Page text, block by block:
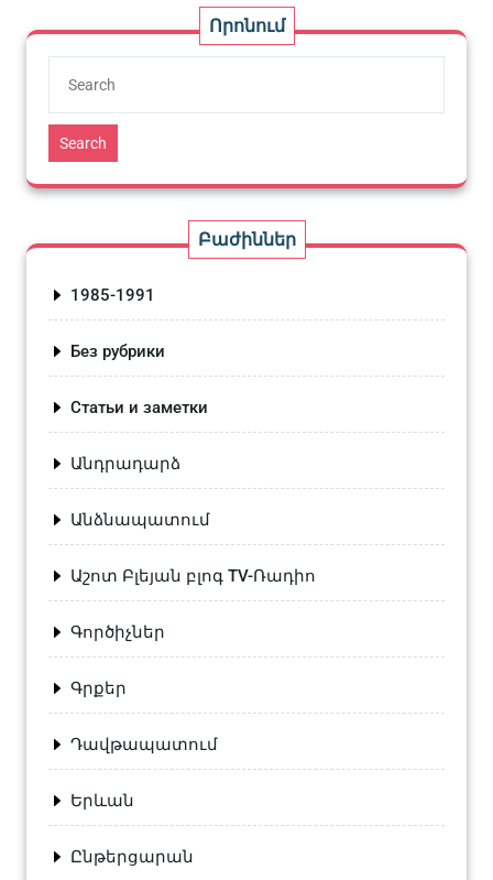
Որոնում
Search
Բաժիններ
1985-1991
Без рубрики
Статьи и заметки
Անդրադարձ
Անձնապատում
Աշոտ Բլեյան բլոգ TV-Ռադիո
Գործիչներ
Գրքեր
Դավթապատում
Երևան
Ընթերցարան